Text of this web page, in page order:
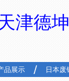
津德
品展示 日本废